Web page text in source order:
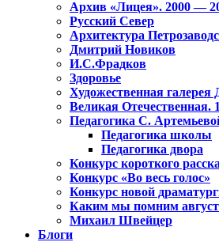
Архив «Лицея». 2000 —
Русский Север
Архитектура
Дмитрий Новиков
И.С.Фрадков
Здоровье
Художественная
Великая Отечественная.
Педагогика С.
Педагогика школы
Педагогика двора
Конкурс короткого
Конкурс «Во весь голос»
Конкурс новой
Каким мы помним
Михаил Швейцер
Блоги